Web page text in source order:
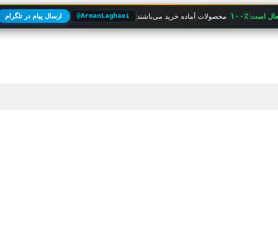
است ۱۰۰٪ محصولات آماده خرید می‌باشند @ArmanLaghaei ارسال پیام در تلگرام